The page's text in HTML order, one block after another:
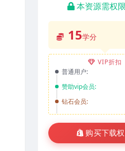
本资源需权
15学分
VIP折扣
普通用户:
赞助vip会员:
钻石会员:
购买下载